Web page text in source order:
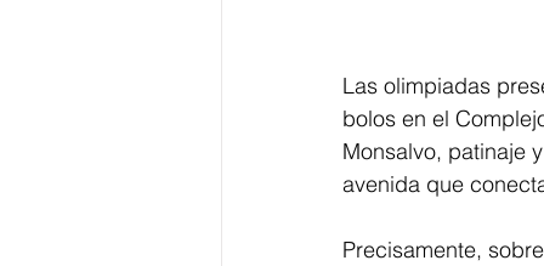
Las olimpiadas
bolos en el
Monsalvo, patinaje
avenida que
Precisamente,